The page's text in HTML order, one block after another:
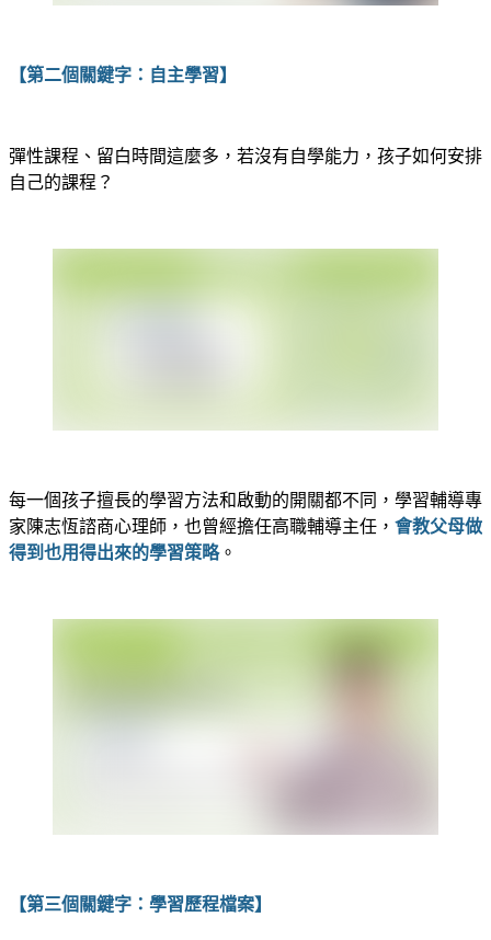
【第二個關鍵字：自主學習】
彈性課程、留白時間這麼多，若沒有自學能力，孩子如何安排
自己的課程？
每一個孩子擅長的學習方法和啟動的開關都不同，學習輔導專
家陳志恆諮商心理師，也曾經擔任高職輔導主任， 會教父母做
得到也用得出來的學習策略。
【第三個關鍵字：學習歷程檔案】